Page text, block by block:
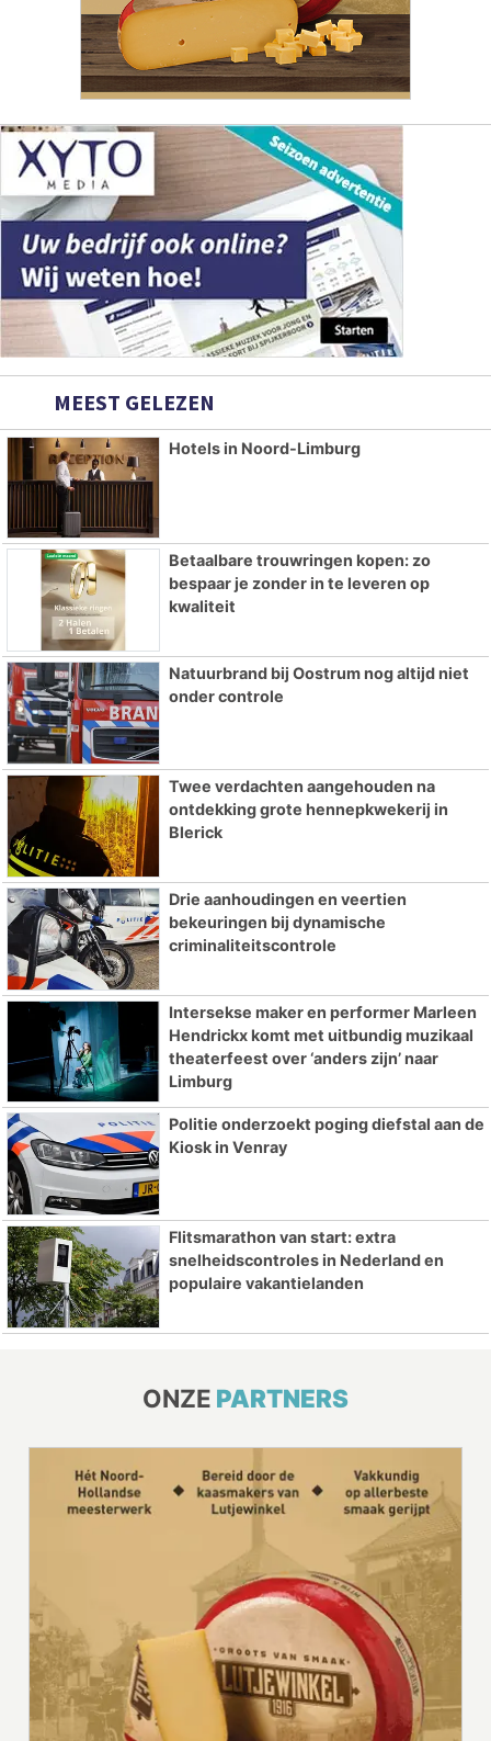
MEEST GELEZEN
Hotels in Noord-Limburg
Betaalbare trouwringen kopen: zo
bespaar je zonder in te leveren op
kwaliteit
Natuurbrand bij Oostrum nog altijd niet
onder controle
Twee verdachten aangehouden na
ontdekking grote hennepkwekerij in
Blerick
Drie aanhoudingen en veertien
bekeuringen bij dynamische
criminaliteitscontrole
Intersekse maker en performer Marleen
Hendrickx komt met uitbundig muzikaal
theaterfeest over ‘anders zijn’ naar
Limburg
Politie onderzoekt poging diefstal aan de
Kiosk in Venray
Flitsmarathon van start: extra
snelheidscontroles in Nederland en
populaire vakantielanden
ONZE PARTNERS